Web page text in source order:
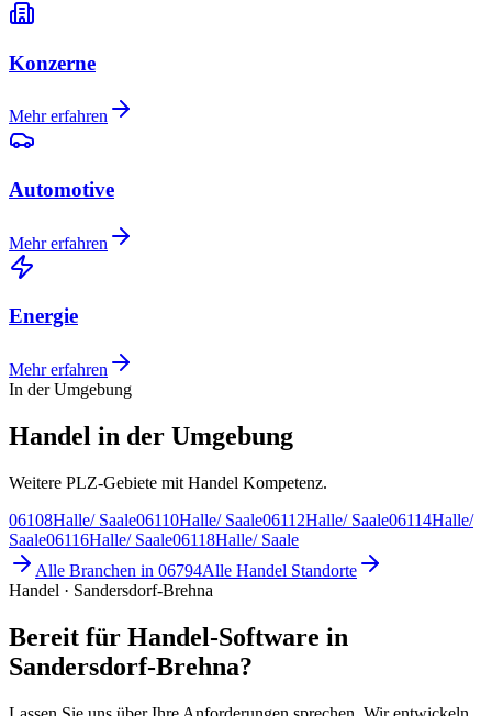
Konzerne
Mehr erfahren
Automotive
Mehr erfahren
Energie
Mehr erfahren
In der Umgebung
Handel in der Umgebung
Weitere PLZ-Gebiete mit Handel Kompetenz.
06108Halle/ Saale06110Halle/ Saale06112Halle/ Saale06114Halle/
Saale06116Halle/ Saale06118Halle/ Saale
Alle Branchen in 06794Alle Handel Standorte
Handel · Sandersdorf-Brehna
Bereit für Handel-Software in
Sandersdorf-Brehna?